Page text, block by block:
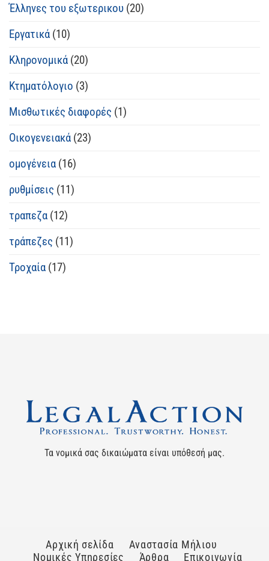
Έλληνες του εξωτερικου (20)
Εργατικά (10)
Κληρονομικά (20)
Κτηματόλογιο (3)
Μισθωτικές διαφορές (1)
Οικογενειακά (23)
ομογένεια (16)
ρυθμίσεις (11)
τραπεζα (12)
τράπεζες (11)
Τροχαία (17)
Τα νομικά σας δικαιώματα είναι υπόθεσή μας.
Αρχική σελίδα
Αναστασία Μήλιου
Νομικές Υπηρεσίες
Άρθρα Επικοινωνία